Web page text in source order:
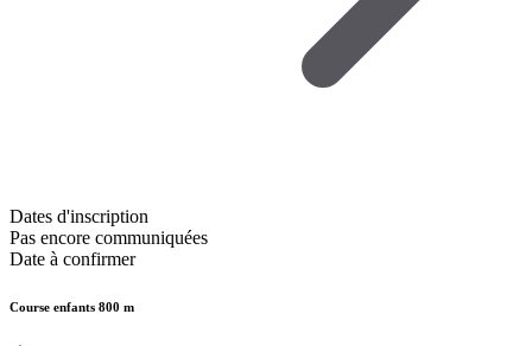
Dates d'inscription
Pas encore communiquées
Date à confirmer
Course enfants 800 m